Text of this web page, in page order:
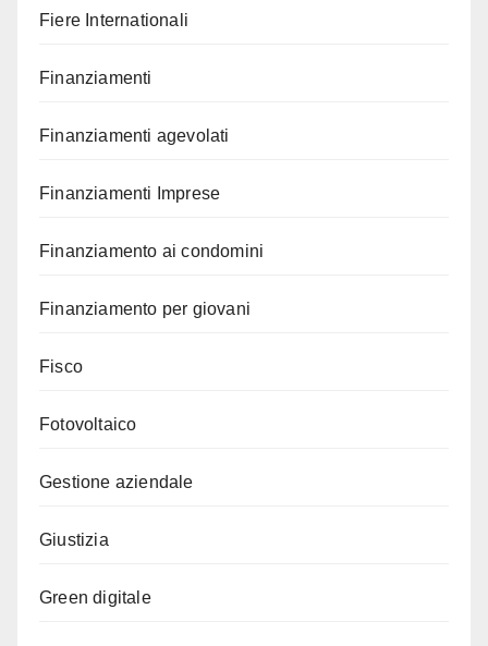
Fiere Internationali
Finanziamenti
Finanziamenti agevolati
Finanziamenti Imprese
Finanziamento ai condomini
Finanziamento per giovani
Fisco
Fotovoltaico
Gestione aziendale
Giustizia
Green digitale